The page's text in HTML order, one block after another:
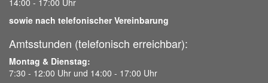
14:00 - 17:00 Uhr
sowie nach telefonischer Vereinbarung
Amtsstunden (telefonisch erreichbar):
Montag & Dienstag:
7:30 - 12:00 Uhr und 14:00 - 17:00 Uhr